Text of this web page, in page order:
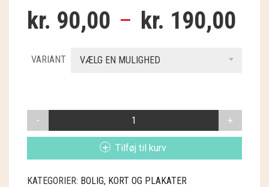
HAMMERSHUS FAIRTRADE
HARTGUT
kr. 90,00 – kr. 190,00
VARIANT VÆLG EN MULIGHED
ART
Tilføj til kurv
KATEGORIER: BOLIG, KORT OG PLAKATER